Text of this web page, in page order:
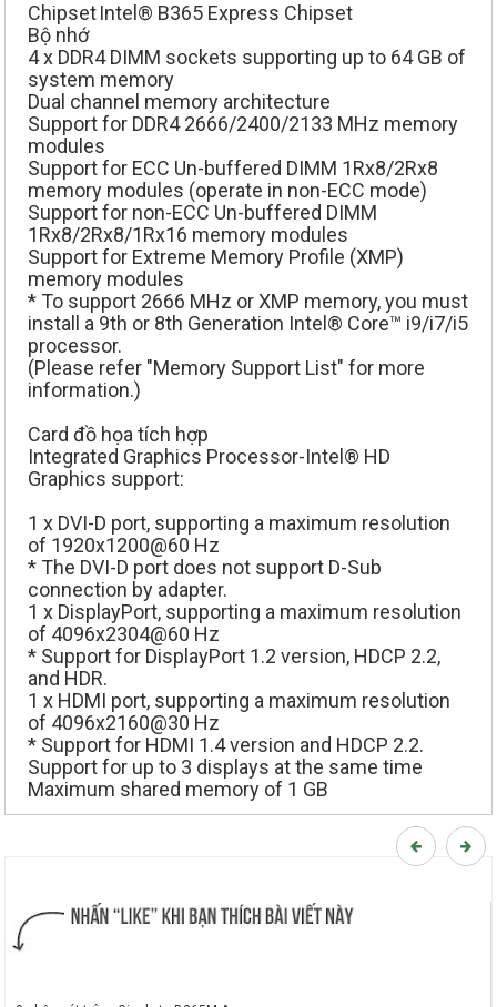
ChipsetIntel® B365 Express Chipset
Bộ nhớ
4 x DDR4 DIMM sockets supporting up to 64 GB of
system memory
Dual channel memory architecture
Support for DDR4 2666/2400/2133 MHz memory
modules
Support for ECC Un-buffered DIMM 1Rx8/2Rx8
memory modules (operate in non-ECC mode)
Support for non-ECC Un-buffered DIMM
1Rx8/2Rx8/1Rx16 memory modules
Support for Extreme Memory Profile (XMP)
memory modules
* To support 2666 MHz or XMP memory, you must
install a 9th or 8th Generation Intel® Core™ i9/i7/i5
processor.
(Please refer "Memory Support List" for more
information.)
Card đồ họa tích hợp
Integrated Graphics Processor-Intel® HD
Graphics support:
1 x DVI-D port, supporting a maximum resolution
of 1920x1200@60 Hz
* The DVI-D port does not support D-Sub
connection by adapter.
1 x DisplayPort, supporting a maximum resolution
of 4096x2304@60 Hz
* Support for DisplayPort 1.2 version, HDCP 2.2,
and HDR.
1 x HDMI port, supporting a maximum resolution
of 4096x2160@30 Hz
* Support for HDMI 1.4 version and HDCP 2.2.
Support for up to 3 displays at the same time
Maximum shared memory of 1 GB